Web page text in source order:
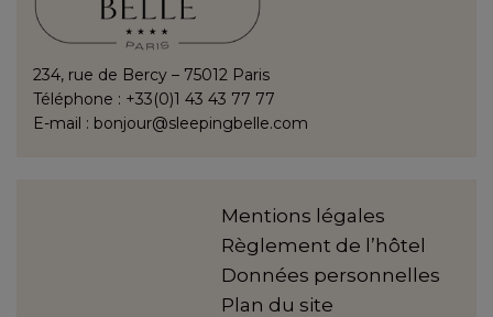
234, rue de Bercy – 75012 Paris
Téléphone : +33(0)1 43 43 77 77
E-mail : bonjour@sleepingbelle.com
Mentions légales
Règlement de l’hôtel
Données personnelles
Plan du site